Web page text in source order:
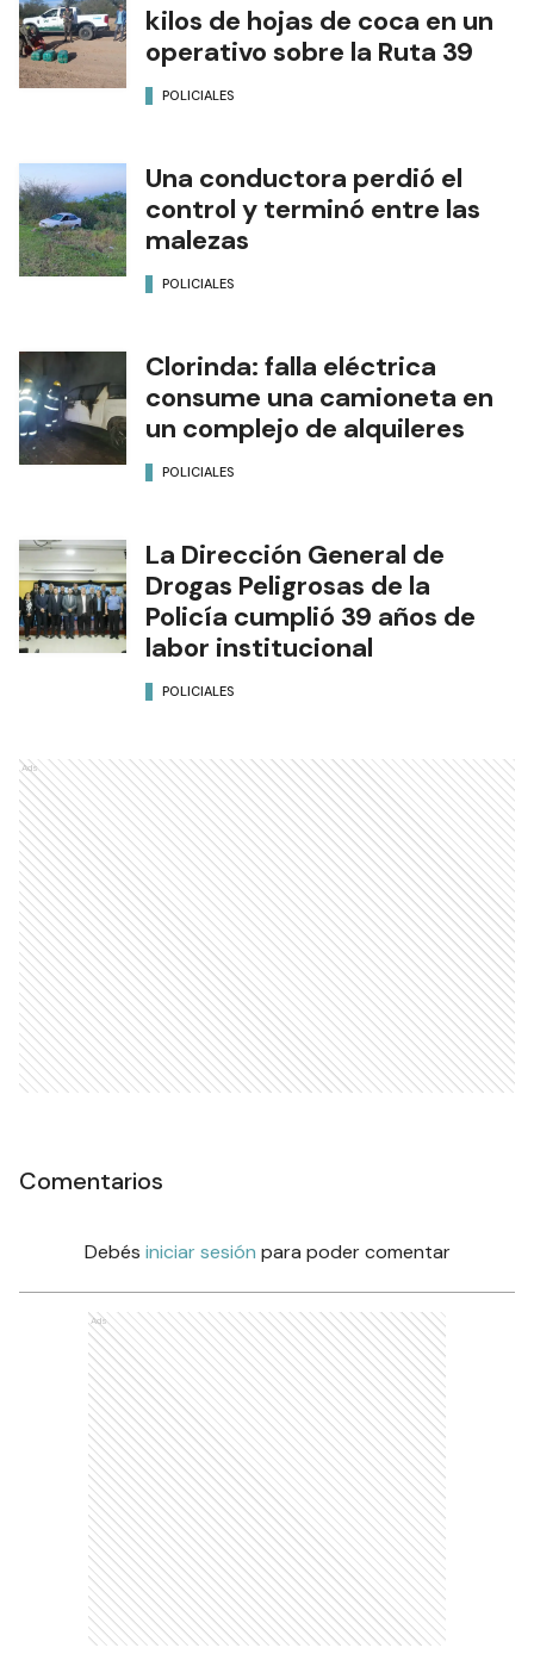
kilos de hojas de coca en un
operativo sobre la Ruta 39
POLICIALES
Una conductora perdió el
control y terminó entre las
malezas
POLICIALES
Clorinda: falla eléctrica
consume una camioneta en
un complejo de alquileres
POLICIALES
La Dirección General de
Drogas Peligrosas de la
Policía cumplió 39 años de
labor institucional
POLICIALES
Ads
Comentarios
Debés iniciar sesión para poder comentar
Ads